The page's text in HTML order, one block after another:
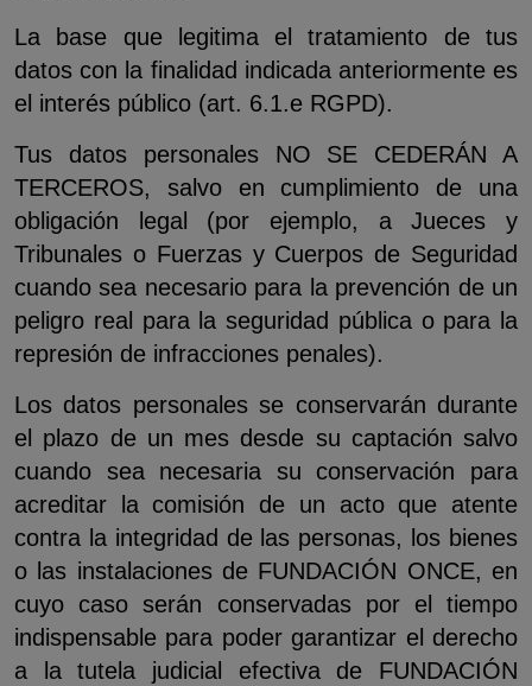
La base que legitima el tratamiento de tus
datos con la finalidad indicada anteriormente es
el interés público (art. 6.1.e RGPD).
Tus datos personales NO SE CEDERÁN A
TERCEROS, salvo en cumplimiento de una
obligación legal (por ejemplo, a Jueces y
Tribunales o Fuerzas y Cuerpos de Seguridad
cuando sea necesario para la prevención de un
peligro real para la seguridad pública o para la
represión de infracciones penales).
Los datos personales se conservarán durante
el plazo de un mes desde su captación salvo
cuando sea necesaria su conservación para
acreditar la comisión de un acto que atente
contra la integridad de las personas, los bienes
o las instalaciones de FUNDACIÓN ONCE, en
cuyo caso serán conservadas por el tiempo
indispensable para poder garantizar el derecho
a la tutela judicial efectiva de FUNDACIÓN